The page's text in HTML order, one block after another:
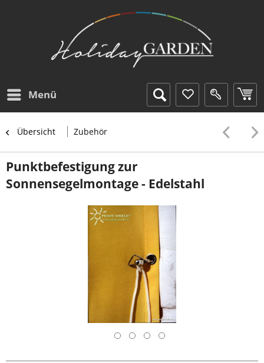
Menü
Übersicht Zubehör
Punktbefestigung zur
Sonnensegelmontage - Edelstahl